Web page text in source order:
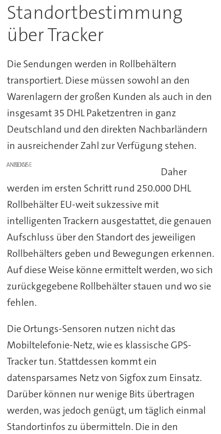
Standortbestimmung
über Tracker
Die Sendungen werden in Rollbehältern
transportiert. Diese müssen sowohl an den
Warenlagern der großen Kunden als auch in den
insgesamt 35 DHL Paketzentren in ganz
Deutschland und den direkten Nachbarländern
in ausreichender Zahl zur Verfügung stehen.
ANZEIGE
Daher
werden im ersten Schritt rund 250.000 DHL
Rollbehälter EU-weit sukzessive mit
intelligenten Trackern ausgestattet, die genauen
Aufschluss über den Standort des jeweiligen
Rollbehälters geben und Bewegungen erkennen.
Auf diese Weise könne ermittelt werden, wo sich
zurückgegebene Rollbehälter stauen und wo sie
fehlen.
Die Ortungs-Sensoren nutzen nicht das
Mobiltelefonie-Netz, wie es klassische GPS-
Tracker tun. Stattdessen kommt ein
datensparsames Netz von Sigfox zum Einsatz.
Darüber können nur wenige Bits übertragen
werden, was jedoch genügt, um täglich einmal
Standortinfos zu übermitteln. Die in den